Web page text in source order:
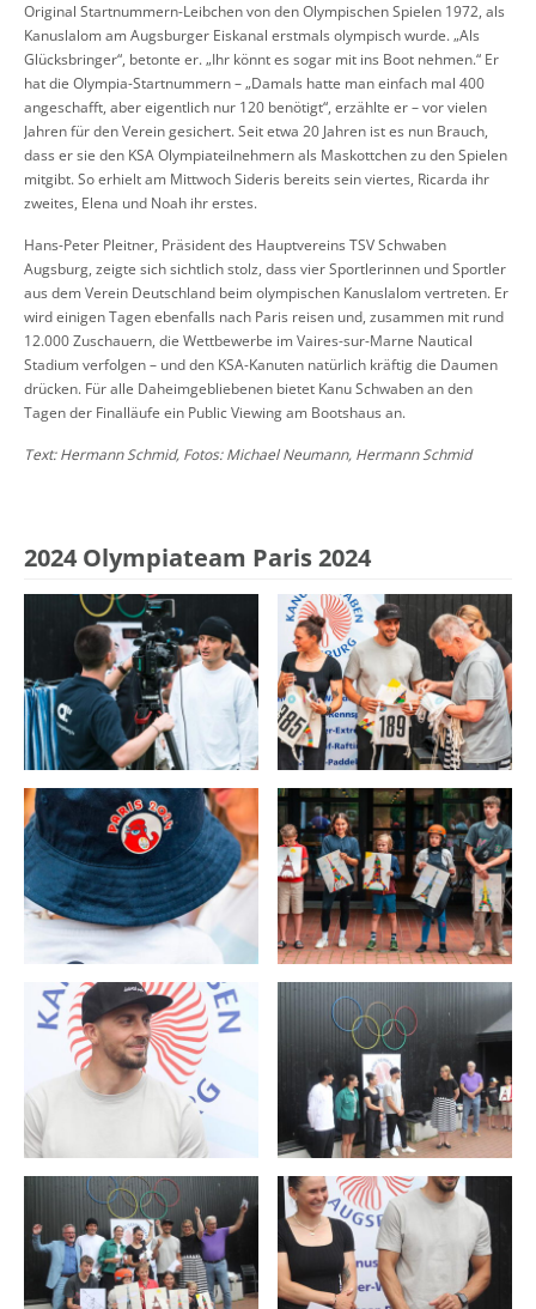
Original Startnummern-Leibchen von den Olympischen Spielen 1972, als
Kanuslalom am Augsburger Eiskanal erstmals olympisch wurde. „Als
Glücksbringer“, betonte er. „Ihr könnt es sogar mit ins Boot nehmen.“ Er
hat die Olympia-Startnummern – „Damals hatte man einfach mal 400
angeschafft, aber eigentlich nur 120 benötigt“, erzählte er – vor vielen
Jahren für den Verein gesichert. Seit etwa 20 Jahren ist es nun Brauch,
dass er sie den KSA Olympiateilnehmern als Maskottchen zu den Spielen
mitgibt. So erhielt am Mittwoch Sideris bereits sein viertes, Ricarda ihr
zweites, Elena und Noah ihr erstes.
Hans-Peter Pleitner, Präsident des Hauptvereins TSV Schwaben
Augsburg, zeigte sich sichtlich stolz, dass vier Sportlerinnen und Sportler
aus dem Verein Deutschland beim olympischen Kanuslalom vertreten. Er
wird einigen Tagen ebenfalls nach Paris reisen und, zusammen mit rund
12.000 Zuschauern, die Wettbewerbe im Vaires-sur-Marne Nautical
Stadium verfolgen – und den KSA-Kanuten natürlich kräftig die Daumen
drücken. Für alle Daheimgebliebenen bietet Kanu Schwaben an den
Tagen der Finalläufe ein Public Viewing am Bootshaus an.
Text: Hermann Schmid, Fotos: Michael Neumann, Hermann Schmid
2024 Olympiateam Paris 2024